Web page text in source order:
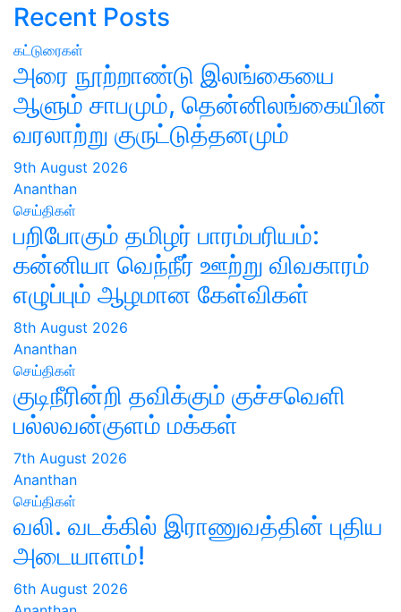
Recent Posts
கட்டுரைகள்
அரை நூற்றாண்டு இலங்கையை
ஆளும் சாபமும், தென்னிலங்கையின்
வரலாற்று குருட்டுத்தனமும்
9th August 2026
Ananthan
செய்திகள்
பறிபோகும் தமிழர் பாரம்பரியம்:
கன்னியா வெந்நீர் ஊற்று விவகாரம்
எழுப்பும் ஆழமான கேள்விகள்
8th August 2026
Ananthan
செய்திகள்
குடிநீரின்றி தவிக்கும் குச்சவெளி
பல்லவன்குளம் மக்கள்
7th August 2026
Ananthan
செய்திகள்
வலி. வடக்கில் இராணுவத்தின் புதிய
அடையாளம்!
6th August 2026